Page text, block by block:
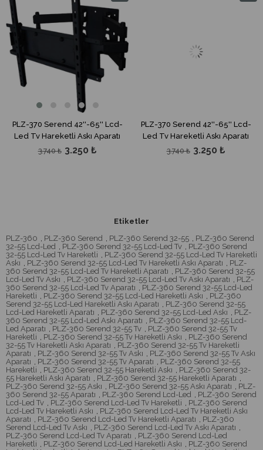
PLZ-370 Serend 42''-65'' Lcd-
Led Tv Hareketli Askı Aparatı
3.250 ₺
3.740 ₺
İndirim
PLZ-370 Serend 42''-65'' Lcd-
Led Tv Hareketli Askı Aparatı
3.250 ₺
3.740 ₺
Etiketler
PLZ-360 , PLZ-360 Serend , PLZ-360 Serend 32-55 , PLZ-360 Serend
32-55 Lcd-Led , PLZ-360 Serend 32-55 Lcd-Led Tv , PLZ-360 Serend
32-55 Lcd-Led Tv Hareketli , PLZ-360 Serend 32-55 Lcd-Led Tv Hareketli
Askı , PLZ-360 Serend 32-55 Lcd-Led Tv Hareketli Askı Aparatı , PLZ-
360 Serend 32-55 Lcd-Led Tv Hareketli Aparatı , PLZ-360 Serend 32-55
Lcd-Led Tv Askı , PLZ-360 Serend 32-55 Lcd-Led Tv Askı Aparatı , PLZ-
360 Serend 32-55 Lcd-Led Tv Aparatı , PLZ-360 Serend 32-55 Lcd-Led
Hareketli , PLZ-360 Serend 32-55 Lcd-Led Hareketli Askı , PLZ-360
Serend 32-55 Lcd-Led Hareketli Askı Aparatı , PLZ-360 Serend 32-55
Lcd-Led Hareketli Aparatı , PLZ-360 Serend 32-55 Lcd-Led Askı , PLZ-
360 Serend 32-55 Lcd-Led Askı Aparatı , PLZ-360 Serend 32-55 Lcd-
Led Aparatı , PLZ-360 Serend 32-55 Tv , PLZ-360 Serend 32-55 Tv
Hareketli , PLZ-360 Serend 32-55 Tv Hareketli Askı , PLZ-360 Serend
32-55 Tv Hareketli Askı Aparatı , PLZ-360 Serend 32-55 Tv Hareketli
Aparatı , PLZ-360 Serend 32-55 Tv Askı , PLZ-360 Serend 32-55 Tv Askı
Aparatı , PLZ-360 Serend 32-55 Tv Aparatı , PLZ-360 Serend 32-55
Hareketli , PLZ-360 Serend 32-55 Hareketli Askı , PLZ-360 Serend 32-
55 Hareketli Askı Aparatı , PLZ-360 Serend 32-55 Hareketli Aparatı ,
PLZ-360 Serend 32-55 Askı , PLZ-360 Serend 32-55 Askı Aparatı , PLZ-
360 Serend 32-55 Aparatı , PLZ-360 Serend Lcd-Led , PLZ-360 Serend
Lcd-Led Tv , PLZ-360 Serend Lcd-Led Tv Hareketli , PLZ-360 Serend
Lcd-Led Tv Hareketli Askı , PLZ-360 Serend Lcd-Led Tv Hareketli Askı
Aparatı , PLZ-360 Serend Lcd-Led Tv Hareketli Aparatı , PLZ-360
Serend Lcd-Led Tv Askı , PLZ-360 Serend Lcd-Led Tv Askı Aparatı ,
PLZ-360 Serend Lcd-Led Tv Aparatı , PLZ-360 Serend Lcd-Led
Hareketli , PLZ-360 Serend Lcd-Led Hareketli Askı , PLZ-360 Serend